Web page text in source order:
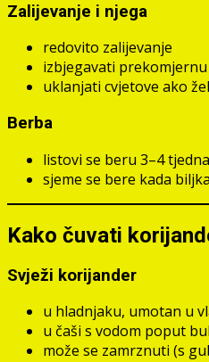
Zalijevanje i njega
redovito zalijevanje
izbjegavati
uklanjati cvjetove ako
Berba
listovi se beru 3–4
sjeme se bere kada
Kako čuvati
Svježi korijander
u hladnjaku, umotan u
u čaši s vodom poput
može se zamrznuti (s